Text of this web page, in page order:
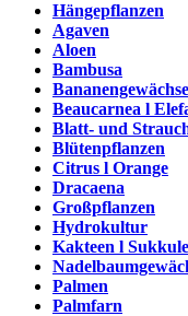
Hängepflanzen
Agaven
Aloen
Bambusa
Bananengewächse
Beaucarnea l
Blatt- und
Blütenpflanzen
Citrus l Orange
Dracaena
Großpflanzen
Hydrokultur
Kakteen l
Palmen
Palmfarn